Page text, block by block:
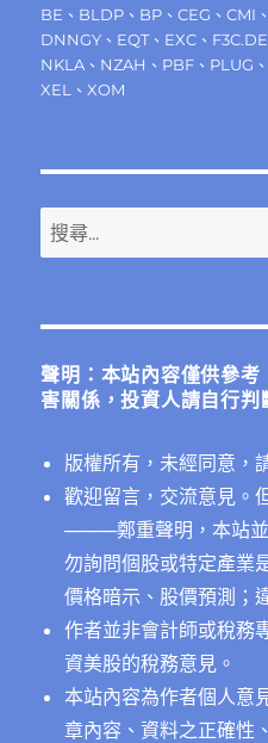
日
期:
BE 、 BLDP 、 BP 、CEG 、CMI
DNNGY 、 EQT、 EXC 、 F3C.DE
NKLA 、 NZAH 、 PBF 、 PLUG 、
XEL
、XOM
搜
尋
鍵
聲明：本站內容僅供參考
害關係，投資人請自行判
版權所有，未經同意，
歡迎留言，交流意見。
────鄭重聲明，本站
勿詢問個股或特定產業
價格暗示、股價預測；
作者並非會計師或稅務
資美股的稅務意見。
本站內容為作者個人意
章內容、資料之正確性